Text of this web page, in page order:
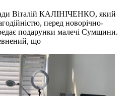
Віталій КАЛІНІЧЕНКО, який
перед новорічно-
подарунки малечі Сумщини.
що